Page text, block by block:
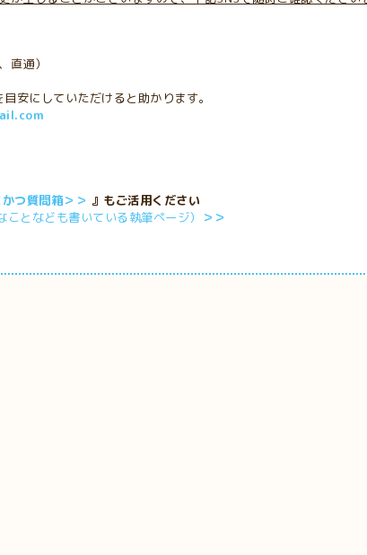
直通）
安にしていただけると助かります。
つ質問箱＞＞ 』もご活用ください
ことなども書いている執筆ページ） ＞＞